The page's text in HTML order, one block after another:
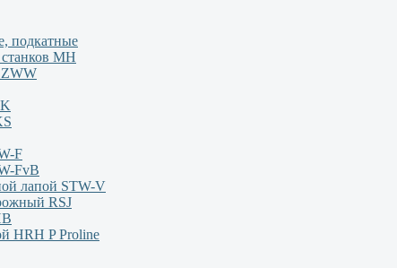
подкатные
станков МН
F
FvB
лапой STW-V
RSJ
НRH P Proline